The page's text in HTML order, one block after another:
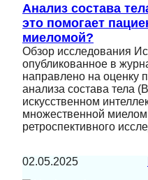
Анализ состава
это помогает
миеломой?
Обзор исследования
опубликованное в
направлено на оценку
анализа состава тела
искусственном
множественной
ретроспективного
02.05.2025